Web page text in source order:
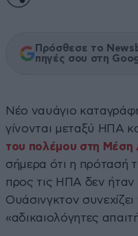
Πρόσθεσε το
πηγές σου στη
Νέο ναυάγιο
γίνονται μεταξύ ΗΠΑ
του πολέμου στη Μέση
σήμερα ότι η πρότασή
προς τις ΗΠΑ δεν ήταν
Ουάσινγκτον
«αδικαιολόγητες